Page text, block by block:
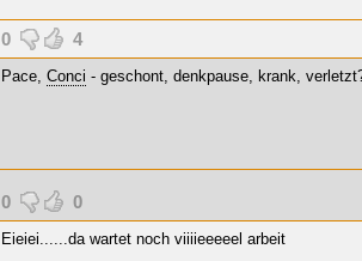
0 4
Pace, Conci - geschont, denkpause, krank,
0 0
Eieiei......da wartet noch viiiieeeeel arbeit